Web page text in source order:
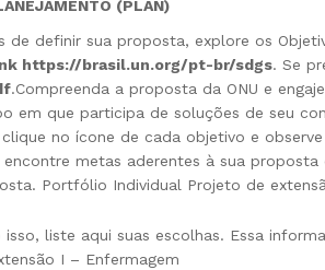
(PLAN)
de definir sua proposta, explore os
https://brasil.un.org/pt-br/sdgs. Se
.Compreenda a proposta da ONU e
em que participa de soluções de seu
no ícone de cada objetivo e
encontre metas aderentes à sua
Portfólio Individual Projeto de
isso, liste aqui suas escolhas. Essa
I – Enfermagem